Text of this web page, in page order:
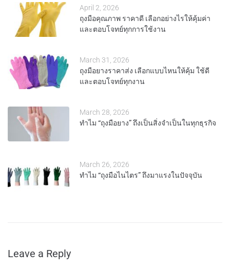
April 2, 2026
ถุงมือคุณภาพ ราคาดี เลือกอย่างไรให้คุ้มค่า
และตอบโจทย์ทุกการใช้งาน
March 31, 2026
ถุงมือยางราคาส่ง เลือกแบบไหนให้คุ้ม ใช้ดี
และตอบโจทย์ทุกงาน
March 28, 2026
ทำไม “ถุงมือยาง” ถึงเป็นสิ่งจำเป็นในทุกธุรกิจ
March 26, 2026
ทำไม “ถุงมือไนไตร” ถึงมาแรงในปัจจุบัน
Leave a Reply